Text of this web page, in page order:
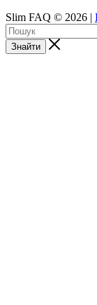
Slim FAQ © 2026 |
Знайти